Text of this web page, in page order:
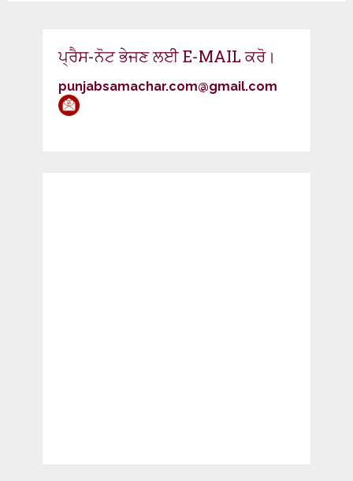
ਪ੍ਰੈਸ-ਨੋਟ ਭੇਜਣ ਲਈ E-MAIL ਕਰੋ।
punjabsamachar.com@gmail.com